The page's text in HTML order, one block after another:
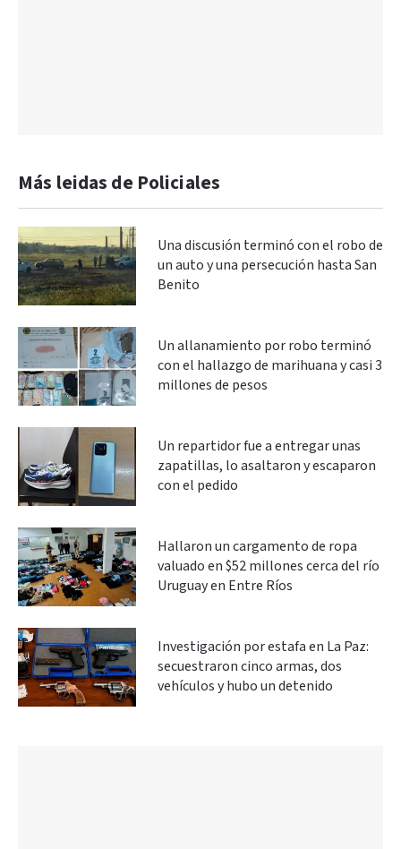
Más leidas de Policiales
Una discusión terminó con el robo de
un auto y una persecución hasta San
Benito
Un allanamiento por robo terminó
con el hallazgo de marihuana y casi 3
millones de pesos
Un repartidor fue a entregar unas
zapatillas, lo asaltaron y escaparon
con el pedido
Hallaron un cargamento de ropa
valuado en $52 millones cerca del río
Uruguay en Entre Ríos
Investigación por estafa en La Paz:
secuestraron cinco armas, dos
vehículos y hubo un detenido